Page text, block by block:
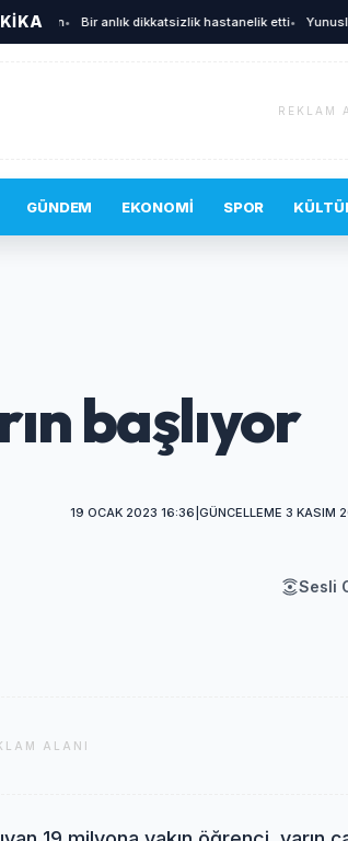
• Bir anlık dikkatsizlik hastanelik etti•
REKLAM
GÜNDEM EKONOMI SPOR
başlıyor
19 OCAK 2023 16:36 |GÜNCELLEME 3 KASIM
Sesli
ALANI